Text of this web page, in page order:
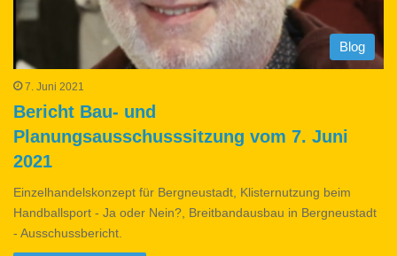
Blog
7. Juni 2021
Bericht Bau- und
Planungsausschusssitzung vom 7. Juni
2021
Einzelhandelskonzept für Bergneustadt, Klisternutzung beim
Handballsport - Ja oder Nein?, Breitbandausbau in Bergneustadt
- Ausschussbericht.